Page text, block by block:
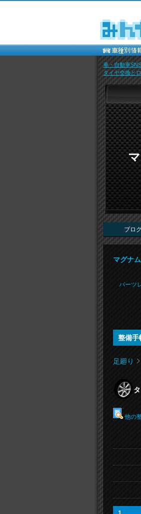
車・自動車
タイヤ交換と
ブロ
マグナ
パーツ
整備手
足廻り
他の